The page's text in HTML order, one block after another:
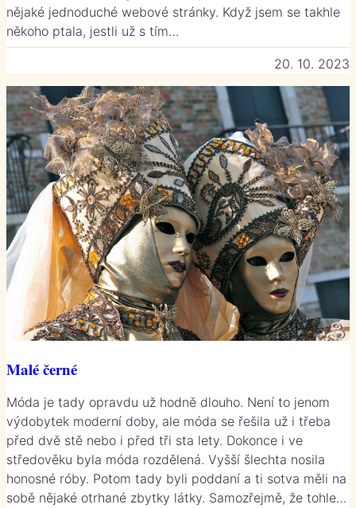
nějaké jednoduché webové stránky. Když jsem se takhle
někoho ptala, jestli už s tím…
20. 10. 2023
Malé černé
Móda je tady opravdu už hodně dlouho. Není to jenom
výdobytek moderní doby, ale móda se řešila už i třeba
před dvě stě nebo i před tři sta lety. Dokonce i ve
středověku byla móda rozdělená. Vyšší šlechta nosila
honosné róby. Potom tady byli poddaní a ti sotva měli na
sobě nějaké otrhané zbytky látky. Samozřejmě, že tohle…